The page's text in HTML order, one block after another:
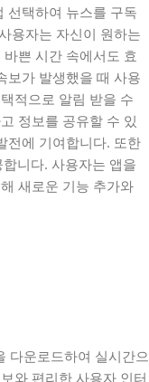
선택하여 뉴스를 구독
용자는 자신이 원하는
쁜 시간 속에서도 효
보가 발생했을 때 사용
적으로 알림 받을 수
정보를 공유할 수 있
전에 기여합니다. 또한
니다. 사용자는 앱을
새로운 기능 추가와
다운로드하여 실시간으
와 편리한 사용자 인터